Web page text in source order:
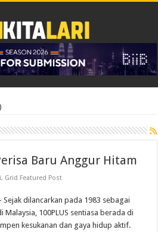
Baru Anggur Hitam
, Grid Featured Post
Sejak dilancarkan pada 1983 sebagai
100PLUS sentiasa berada di
kesukanan dan gaya hidup aktif.